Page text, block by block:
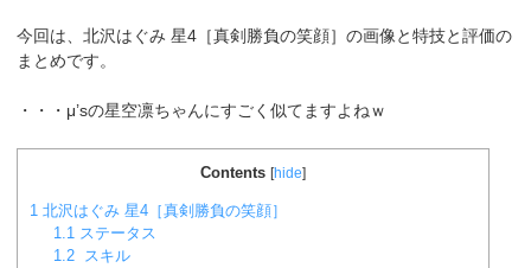
今回は、北沢はぐみ星4［真剣勝負の笑顔］の画像と特技と評価の
まとめです。
・・・μ’sの星空凛ちゃんにすごく似てますよねｗ
Contents [hide]
1 北沢はぐみ 星4［真剣勝負の笑顔］
1.1 ステータス
1.2 スキル